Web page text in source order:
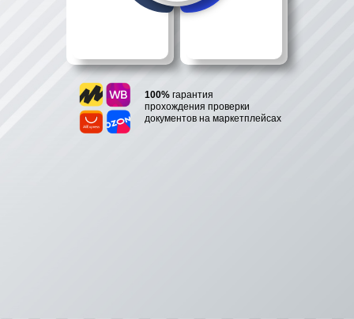
100% гарантия
прохождения проверки
документов на маркетплейсах